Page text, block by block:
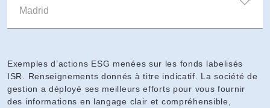
Madrid
Exemples d’actions ESG menées sur les fonds labelisés
ISR. Renseignements donnés à titre indicatif. La société de
gestion a déployé ses meilleurs efforts pour vous fournir
des informations en langage clair et compréhensible,